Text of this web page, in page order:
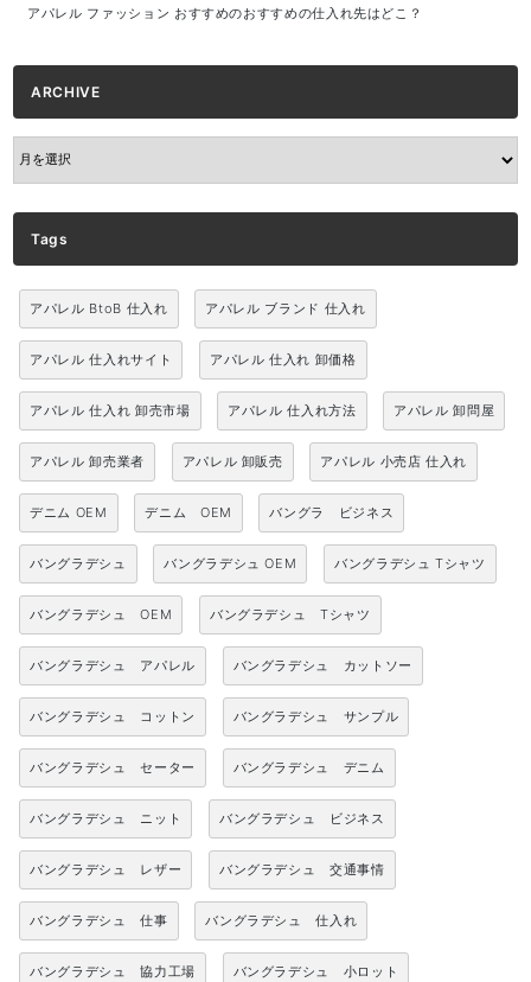
アパレル ファッション おすすめのおすすめの仕入れ先はどこ？
ARCHIVE
ARCHIVE
Tags
アパレル BtoB 仕入れ アパレル ブランド 仕入れ
アパレル 仕入れサイト アパレル 仕入れ 卸価格
アパレル 仕入れ 卸売市場 アパレル 仕入れ方法 アパレル 卸問屋
アパレル 卸売業者 アパレル 卸販売 アパレル 小売店 仕入れ
デニム OEM デニム OEM バングラ ビジネス
バングラデシュ バングラデシュ OEM バングラデシュ Tシャツ
バングラデシュ OEM バングラデシュ Tシャツ
バングラデシュ アパレル バングラデシュ カットソー
バングラデシュ コットン バングラデシュ サンプル
バングラデシュ セーター バングラデシュ デニム
バングラデシュ ニット バングラデシュ ビジネス
バングラデシュ レザー バングラデシュ 交通事情
バングラデシュ 仕事 バングラデシュ 仕入れ
バングラデシュ 協力工場 バングラデシュ 小ロット